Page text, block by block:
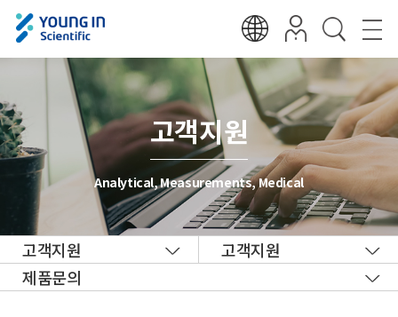
고객지원
Analytical, Measurements, Medical
고객지원
고객지원
제품문의